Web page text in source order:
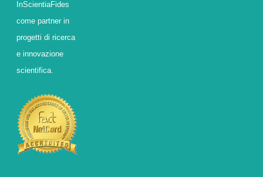
InScientiaFides
come partner in
progetti di ricerca
e innovazione
scientifica.